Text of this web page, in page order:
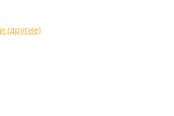
(другие)